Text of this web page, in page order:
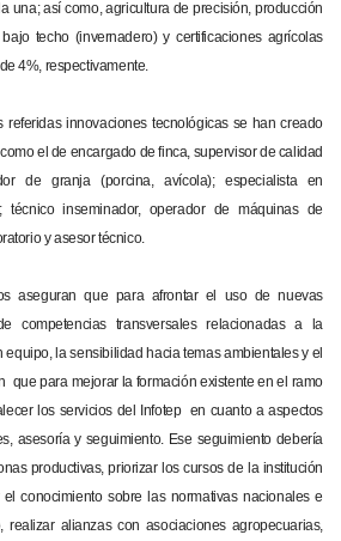
una; así como, agricultura de precisión, producción
techo (invernadero) y certificaciones agrícolas
4%, respectivamente.
referidas innovaciones tecnológicas se han creado
el de encargado de finca, supervisor de calidad
de granja (porcina, avícola); especialista en
técnico inseminador, operador de máquinas de
y asesor técnico.
aseguran que para afrontar el uso de nuevas
competencias transversales relacionadas a la
la sensibilidad hacia temas ambientales y el
que para mejorar la formación existente en el ramo
los servicios del Infotep en cuanto a aspectos
asesoría y seguimiento. Ese seguimiento debería
productivas, priorizar los cursos de la institución
conocimiento sobre las normativas nacionales e
realizar alianzas con asociaciones agropecuarias,